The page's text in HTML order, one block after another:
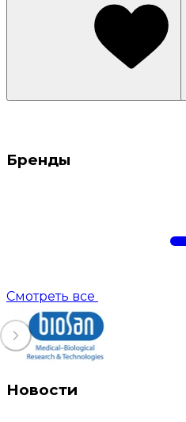
Бренды
Смотреть все
Новости